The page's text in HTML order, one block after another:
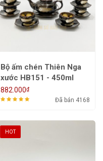
Bộ ấm chén Thiên Nga
xước HB151 - 450ml
882.000₫
Đã bán 4168
HOT